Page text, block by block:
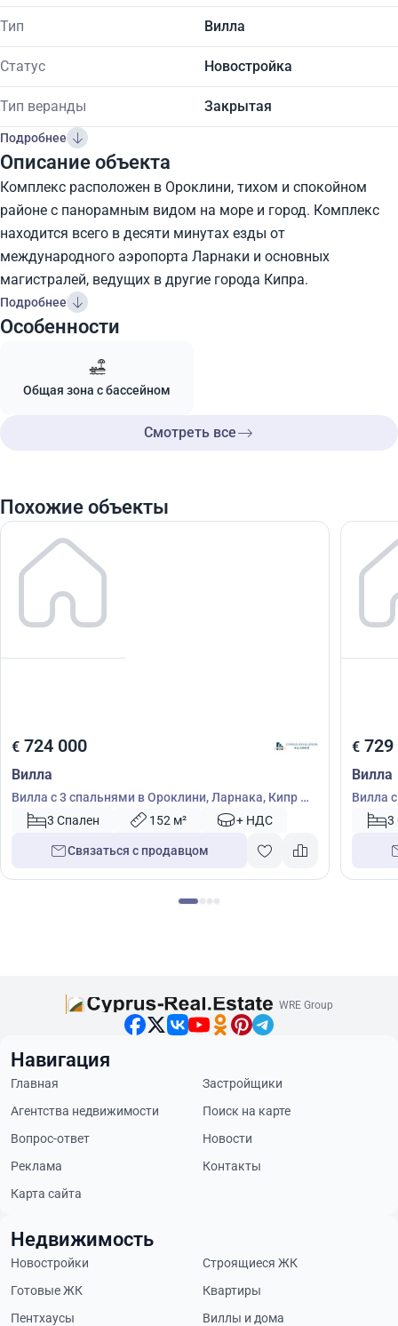
Тип Вилла
Статус Новостройка
Тип веранды Закрытая
Подробнее
Описание объекта
Комплекс расположен в Ороклини, тихом и спокойном
районе с панорамным видом на море и город. Комплекс
находится всего в десяти минутах езды от
международного аэропорта Ларнаки и основных
магистралей, ведущих в другие города Кипра.
Подробнее
Особенности
Общая зона с бассейном
Смотреть все
Похожие объекты
€ 724 000
Вилла
Вилла с 3 спальнями в Ороклини, Ларнака, Кипр №
516423 Спален 152 м² + НДС
Связаться с продавцом
€ 729
Вилла
Вилла
516383
WRE Group
Навигация
Главная
Застройщики
Агентства недвижимости
Поиск на карте
Вопрос-ответ
Новости
Реклама
Контакты
Карта сайта
Недвижимость
Новостройки
Строящиеся ЖК
Готовые ЖК
Квартиры
Пентхаусы
Виллы и дома